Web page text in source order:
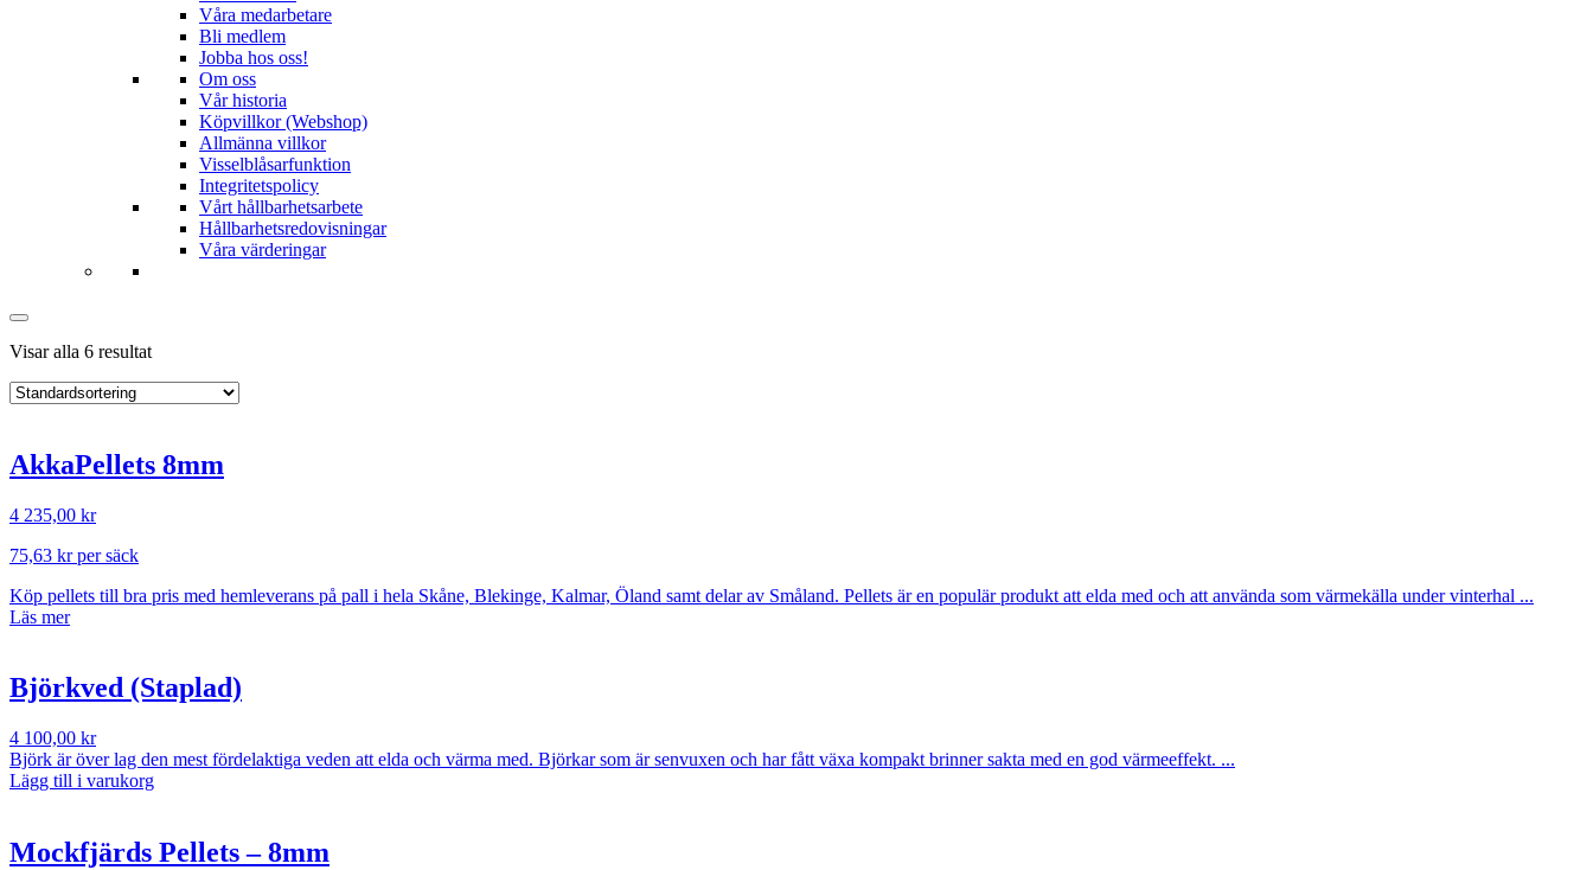
Våra medarbetare
Bli medlem
Jobba hos oss!
Om oss
Vår historia
Köpvillkor (Webshop)
Allmänna villkor
Visselblåsarfunktion
Integritetspolicy
Vårt hållbarhetsarbete
Hållbarhetsredovisningar
Våra värderingar
Visar alla 6 resultat
AkkaPellets 8mm
4 235,00 kr
75,63 krper säck
Köp pellets till bra pris med hemleverans på pall i hela Skåne, Blekinge, Kalmar, Öland samt delar av Småland. Pellets är en populär produkt att elda med och att använda som värmekälla under vinterhal ...
Läs mer
Björkved (Staplad)
4 100,00 kr
Björk är över lag den mest fördelaktiga veden att elda och värma med. Björkar som är senvuxen och har fått växa kompakt brinner sakta med en god värmeeffekt. ...
Lägg till i varukorg
Mockfjärds Pellets – 8mm